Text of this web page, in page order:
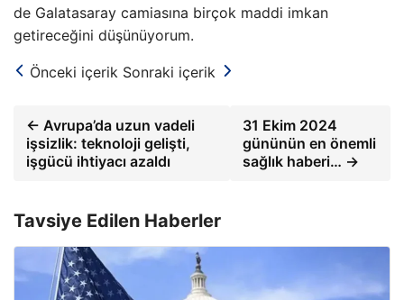
de Galatasaray camiasına birçok maddi imkan
getireceğini düşünüyorum.
Önceki içerik Sonraki içerik
← Avrupa’da uzun vadeli
işsizlik: teknoloji gelişti,
işgücü ihtiyacı azaldı
31 Ekim 2024
gününün en önemli
sağlık haberi… →
Tavsiye Edilen Haberler